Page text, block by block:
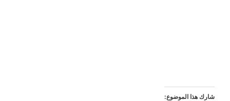
شارك هذا الموضوع: